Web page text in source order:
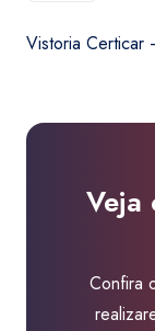
Ribeirão
Vistoria Certicar
Veja
Confira